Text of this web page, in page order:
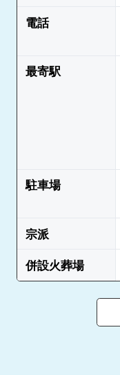
電話
最寄駅
駐車場
宗派
併設火葬場